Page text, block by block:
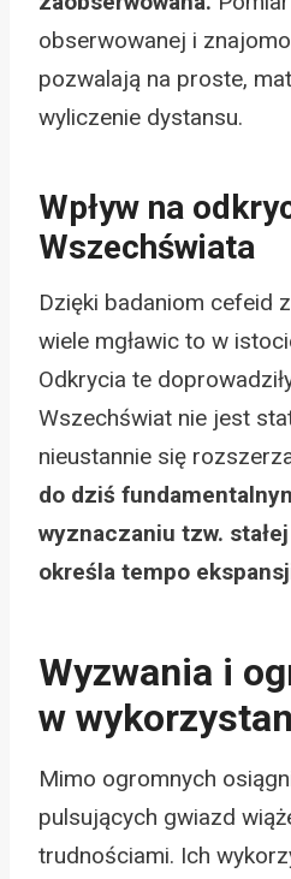
obserwowanej i
pozwalają na proste,
wyliczenie dystansu.
Wpływ na
Wszechświata
Dzięki badaniom cefeid
wiele mgławic to w
Odkrycia te
Wszechświat nie jest
nieustannie się
do dziś
wyznaczaniu tzw.
określa tempo
Wyzwania i
w
Mimo ogromnych
pulsujących gwiazd
trudnościami. Ich